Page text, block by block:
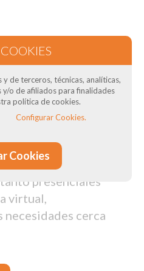
formación
CAP para tus
curso de ADR
como
de Conductores,
presenciales
virtual,
necesidades cerca
de terceros, técnicas, analíticas,
o de afiliados para finalidades
política de cookies.
Configurar Cookies.
Cookies